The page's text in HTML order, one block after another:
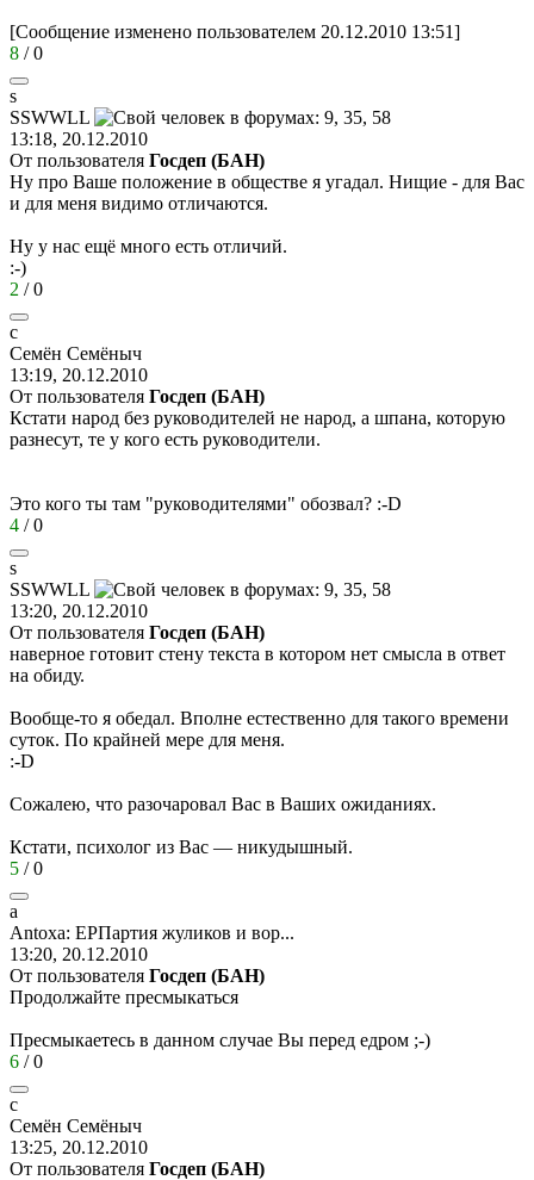
[Сообщение изменено пользователем 20.12.2010 13:51]
8 /0
s
SSWWLL
13:18, 20.12.2010
От пользователя Госдеп (БАН)
Ну про Ваше положение в обществе я угадал. Нищие - для Вас
и для меня видимо отличаются.
Ну у нас ещё много есть отличий.
:-)
2 /0
c
Ceмён Семёныч
13:19, 20.12.2010
От пользователя Госдеп (БАН)
Кстати народ без руководителей не народ, а шпана, которую
разнесут, те у кого есть руководители.
Это кого ты там "руководителями" обозвал? :-D
4 /0
s
SSWWLL
13:20, 20.12.2010
От пользователя Госдеп (БАН)
наверное готовит стену текста в котором нет смысла в ответ
на обиду.
Вообще-то я обедал. Вполне естественно для такого времени
суток. По крайней мере для меня.
:-D
Сожалею, что разочаровал Вас в Ваших ожиданиях.
Кстати, психолог из Вас — никудышный.
5 /0
a
Antoxa: ЕРПартия жуликов и вор...
13:20, 20.12.2010
От пользователя Госдеп (БАН)
Продолжайте пресмыкаться
Пресмыкаетесь в данном случае Вы перед едром ;-)
6 /0
c
Ceмён Семёныч
13:25, 20.12.2010
От пользователя Госдеп (БАН)